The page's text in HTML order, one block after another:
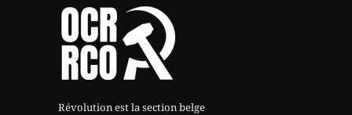
Révolution est la section belge